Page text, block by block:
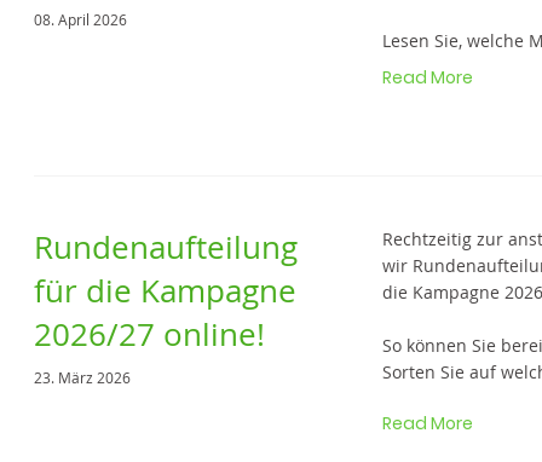
08. April 2026
Lesen Sie, welche
Read More
Rundenaufteilung
für die Kampagne
2026/27 online!
23. März 2026
Rechtzeitig zur
wir
die Kampagne
So können Sie
Sorten Sie auf
Read More